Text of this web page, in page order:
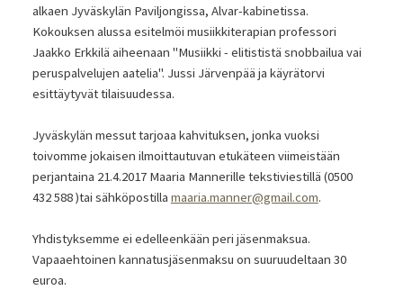
alkaen Jyväskylän Paviljongissa, Alvar-kabinetissa.
Kokouksen alussa esitelmöi musiikkiterapian professori
Jaakko Erkkilä aiheenaan "Musiikki - elitististä snobbailua vai
peruspalvelujen aatelia". Jussi Järvenpää ja käyrätorvi
esittäytyvät tilaisuudessa.
Jyväskylän messut tarjoaa kahvituksen, jonka vuoksi
toivomme jokaisen ilmoittautuvan etukäteen viimeistään
perjantaina 21.4.2017 Maaria Mannerille tekstiviestillä (0500
432 588 )tai sähköpostilla maaria.manner@gmail.com.
Yhdistyksemme ei edelleenkään peri jäsenmaksua.
Vapaaehtoinen kannatusjäsenmaksu on suuruudeltaan 30
euroa.